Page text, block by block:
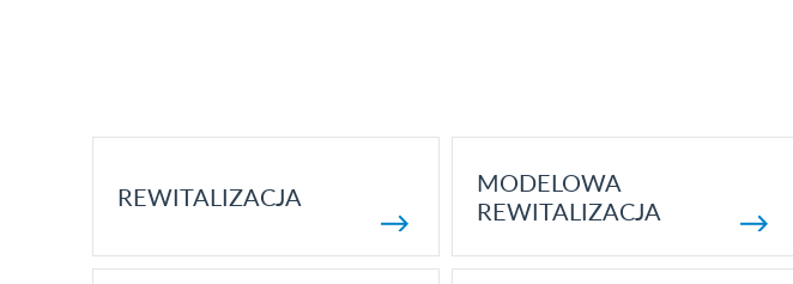
REWITALIZACJA
MODELOWA
REWITALIZACJA